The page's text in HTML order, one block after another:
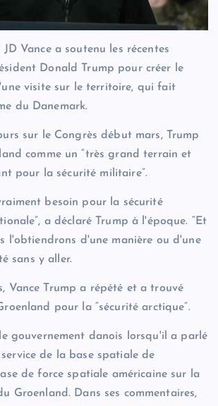
Vance a soutenu les récentes
Donald Trump pour créer le
visite sur le territoire, qui fait
du Danemark.
sur le Congrès début mars, Trump
comme un “très grand terrain et
pour la sécurité militaire”.
besoin pour la sécurité
a déclaré Trump à l'époque. “Et
l'obtiendrons d'une manière ou d'une
sans y aller.
Vance Trump a répété et a trouvé
pour la “sécurité arctique”.
gouvernement danois lorsqu'il a parlé
de la base spatiale de
de force spatiale américaine sur la
Groenland. Dans ses commentaires,